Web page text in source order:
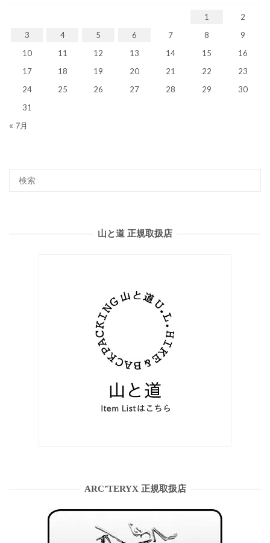
1
2
3
4 5 6 7 8
9
10
11 12 13 14 15
16
17
18 19 20 21 22
23
24
25 26 27 28 29
30
31
« 7月
山と道 正規取扱店
ARC’TERYX 正規取扱店